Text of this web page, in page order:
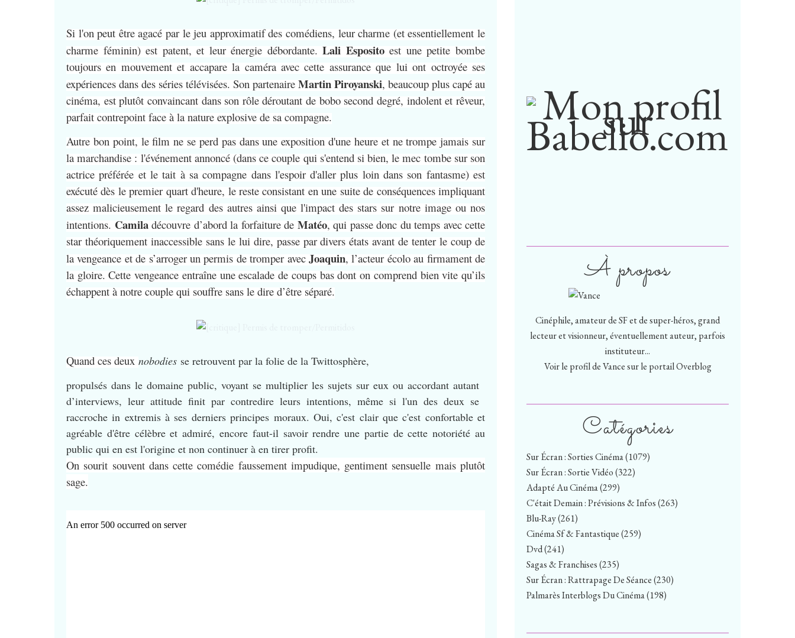
Si l'on peut être agacé par le jeu approximatif des comédiens, leur charme (et essentiellement le
charme féminin) est patent, et leur énergie débordante.Lali Espositoest une petite bombe
toujours en mouvement et accapare la caméra avec cette assurance que lui ont octroyée ses
expériences dans des séries télévisées. Son partenaire Martin Piroyanski, beaucoup plus capé au
cinéma, est plutôt convaincant dans son rôle déroutant de bobo second degré, indolent et rêveur,
parfait contrepoint face à la nature explosive de sa compagne.
Autre bon point, le film ne se perd pas dans une exposition d'une heure et ne trompe jamais sur
la marchandise : l'événement annoncé (dans ce couple qui s'entend si bien, le mec tombe sur son
actrice préférée et le tait à sa compagne dans l'espoir d'aller plus loin dans son fantasme) est
exécuté dès le premier quart d'heure, le reste consistant en une suite de conséquences impliquant
assez malicieusement le regard des autres ainsi que l'impact des stars sur notre image ou nos
intentions. Camiladécouvre d’abord la forfaiture de Matéo, qui passe donc du temps avec cette
star théoriquement inaccessible sans le lui dire, passe par divers états avant de tenter le coup de
la vengeance et de s’arroger un permis de tromper avec Joaquin, l’acteur écolo au firmament de
la gloire. Cette vengeance entraîne une escalade de coups bas dont on comprend bien vite qu’ils
échappent à notre couple qui souffre sans le dire d’être séparé.
Quand ces deux nobodies se retrouvent par la folie de la Twittosphère,
propulsés dans le domaine public, voyant se multiplier les sujets sur eux ou accordant autant
d’interviews, leur attitude finit par contredire leurs intentions, même si l'un des deux se
raccroche in extremis à ses derniers principes moraux. Oui, c'est clair que c'est confortable et
agréable d'être célèbre et admiré, encore faut-il savoir rendre une partie de cette notoriété au
public qui en est l'origine et non continuer à en tirer profit.
On sourit souvent dans cette comédie faussement impudique, gentiment sensuelle mais plutôt
sage.
Catégories
Sur Écran : Sorties Cinéma(1079)
Sur Écran : Sortie Vidéo(322)
Adapté Au Cinéma(299)
C'était Demain : Prévisions & Infos(263)
Blu-Ray(261)
Cinéma Sf & Fantastique(259)
Dvd(241)
Sagas & Franchises(235)
Sur Écran : Rattrapage De Séance(230)
Palmarès Interblogs Du Cinéma(198)
À propos
Cinéphile, amateur de SF et de super-héros, grand
lecteur et visionneur, éventuellement auteur, parfois
instituteur...
Voir le profil deVancesur le portail Overblog